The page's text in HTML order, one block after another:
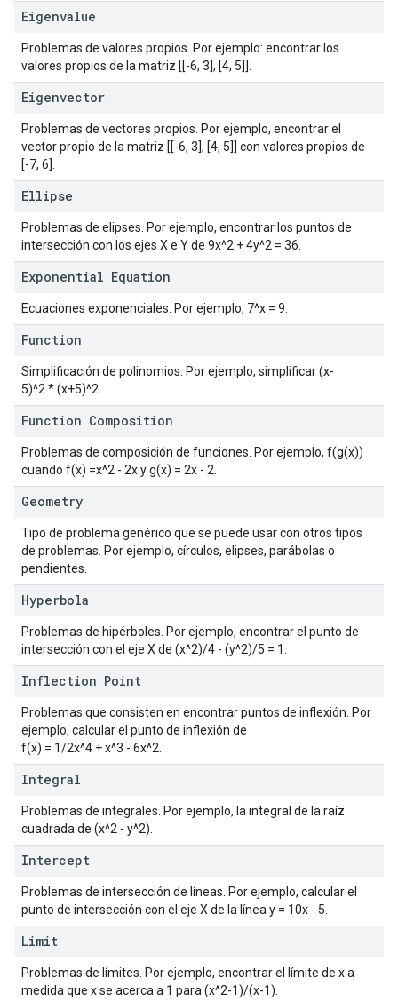
Eigenvalue
Problemas de valores propios. Por ejemplo: encontrar los
valores propios de la matriz [[-6, 3], [4, 5]].
Eigenvector
Problemas de vectores propios. Por ejemplo, encontrar el
vector propio de la matriz [[-6, 3], [4, 5]] con valores propios de
[-7, 6].
Ellipse
Problemas de elipses. Por ejemplo, encontrar los puntos de
intersección con los ejes X e Y de 9x^2 + 4y^2 = 36.
Exponential Equation
Ecuaciones exponenciales. Por ejemplo, 7^x = 9.
Function
Simplificación de polinomios. Por ejemplo, simplificar (x-
5)^2 * (x+5)^2.
Function Composition
Problemas de composición de funciones. Por ejemplo, f(g(x))
cuando f(x) =x^2 - 2x y g(x) = 2x - 2.
Geometry
Tipo de problema genérico que se puede usar con otros tipos
de problemas. Por ejemplo, círculos, elipses, parábolas o
pendientes.
Hyperbola
Problemas de hipérboles. Por ejemplo, encontrar el punto de
intersección con el eje X de (x^2)/4 - (y^2)/5 = 1.
Inflection Point
Problemas que consisten en encontrar puntos de inflexión. Por
ejemplo, calcular el punto de inflexión de
f(x) = 1/2x^4 + x^3 - 6x^2.
Integral
Problemas de integrales. Por ejemplo, la integral de la raíz
cuadrada de (x^2 - y^2).
Intercept
Problemas de intersección de líneas. Por ejemplo, calcular el
punto de intersección con el eje X de la línea y = 10x - 5.
Limit
Problemas de límites. Por ejemplo, encontrar el límite de x a
medida que x se acerca a 1 para (x^2-1)/(x-1).